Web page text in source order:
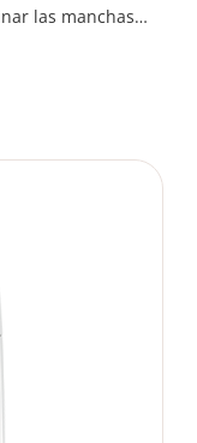
las manchas
a lo que